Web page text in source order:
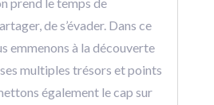
de s’évader. Dans ce
emmenons à la découverte
ses multiples trésors et points
également le cap sur